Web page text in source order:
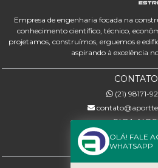
Empresa de engenharia focada na
conhecimento científico, técnico,
projetamos, construímos, erguemos e
aspirando à excelência
CONTATO
(21) 98171-
SIGA-
OLÁ! FALE
WHATSAPP